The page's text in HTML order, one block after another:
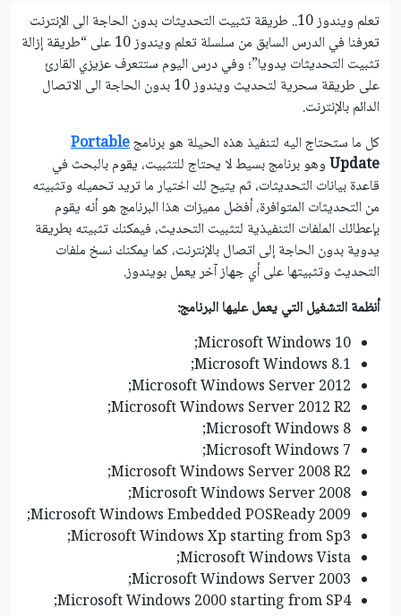
تعلم ويندوز 10.. طريقة تثبيت التحديثات بدون الحاجة الى الإنترنت
تعرفنا في الدرس السابق من سلسلة تعلم ويندوز 10 على “طريقة إزالة
تثبيت التحديثات يدويا”؛ وفي درس اليوم ستتعرف عزيزي القارئ
على طريقة سحرية لتحديث ويندوز 10 بدون الحاجة الى الاتصال
الدائم بالإنترنت.
كل ما ستحتاج اليه لتنفيذ هذه الحيلة هو برنامجPortable
Updateوهو برنامج بسيط لا يحتاج للتثبيت، يقوم بالبحث في
قاعدة بيانات التحديثات، ثم يتيح لك اختيار ما تريد تحميله وتثبيته
من التحديثات المتوافرة، أفضل مميزات هذا البرنامج هو أنه يقوم
بإعطائك الملفات التنفيذية لتثبيت التحديث، فيمكنك تثبيته بطريقة
يدوية بدون الحاجة إلى اتصال بالإنترنت، كما يمكنك نسخ ملفات
التحديث وتثبيتها على أي جهاز آخر يعمل بويندوز.
أنظمة التشغيل التي يعمل عليها البرنامج:
Microsoft Windows 10;
Microsoft Windows 8.1;
Microsoft Windows Server 2012;
Microsoft Windows Server 2012 R2;
Microsoft Windows 8;
Microsoft Windows 7;
Microsoft Windows Server 2008 R2;
Microsoft Windows Server 2008;
Microsoft Windows Embedded POSReady 2009;
Microsoft Windows Xp starting from Sp3;
Microsoft Windows Vista;
Microsoft Windows Server 2003;
Microsoft Windows 2000 starting from SP4;